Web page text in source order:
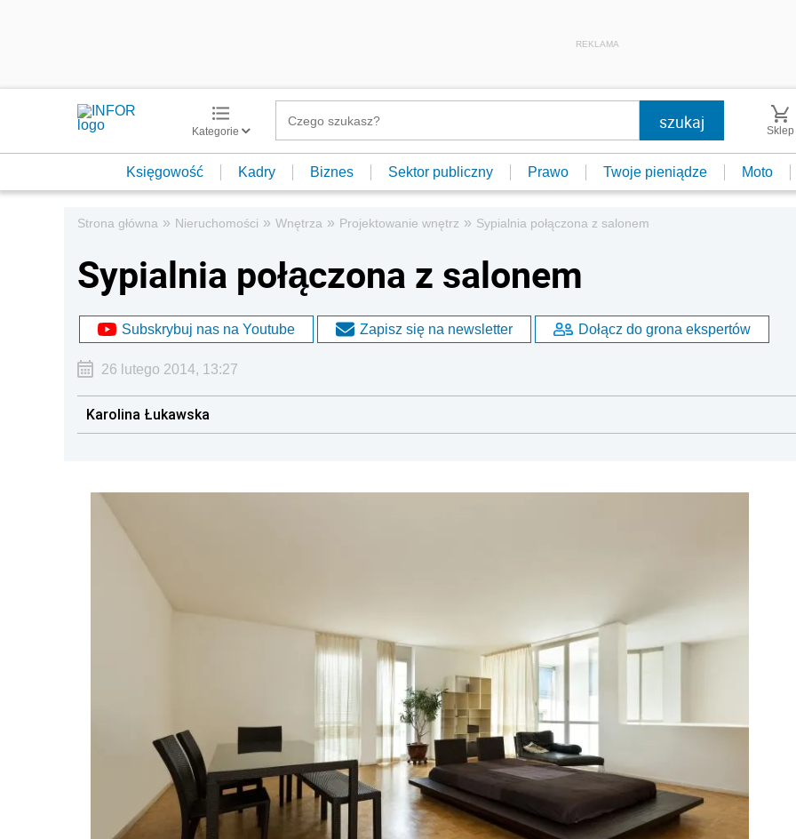
REKLAMA
Kategorie Sklep
Księgowość Kadry Biznes Sektor publiczny Prawo Twoje pieniądze Moto
Strona główna » Nieruchomości » Wnętrza » Projektowanie wnętrz » Sypialnia połączona z salonem
Sypialnia połączona z salonem
Subskrybuj nas na Youtube Zapisz się na newsletter Dołącz do grona ekspertów
26 lutego 2014, 13:27
Karolina Łukawska